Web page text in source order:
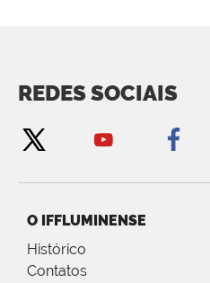
REDES SOCIAIS
O IFFLUMINENSE
Histórico
Contatos